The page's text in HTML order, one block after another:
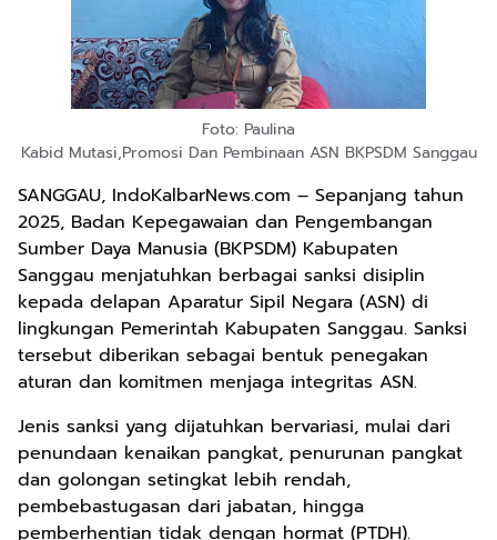
Foto: Paulina
Kabid Mutasi,Promosi Dan Pembinaan ASN BKPSDM Sanggau
SANGGAU, IndoKalbarNews.com – Sepanjang tahun
2025, Badan Kepegawaian dan Pengembangan
Sumber Daya Manusia (BKPSDM) Kabupaten
Sanggau menjatuhkan berbagai sanksi disiplin
kepada delapan Aparatur Sipil Negara (ASN) di
lingkungan Pemerintah Kabupaten Sanggau. Sanksi
tersebut diberikan sebagai bentuk penegakan
aturan dan komitmen menjaga integritas ASN.
Jenis sanksi yang dijatuhkan bervariasi, mulai dari
penundaan kenaikan pangkat, penurunan pangkat
dan golongan setingkat lebih rendah,
pembebastugasan dari jabatan, hingga
pemberhentian tidak dengan hormat (PTDH).